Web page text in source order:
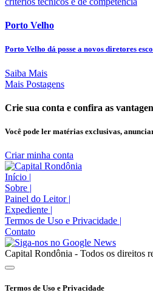
Porto Velho
Porto Velho dá posse a novos diretores
Saiba Mais
Mais Postagens
Crie sua conta e confira as
Você pode ler matérias exclusivas,
Criar minha conta
Início |
Sobre |
Painel do Leitor |
Expediente |
Termos de Uso e Privacidade |
Contato
Capital Rondônia - Todos os direitos
Termos de Uso e Privacidade